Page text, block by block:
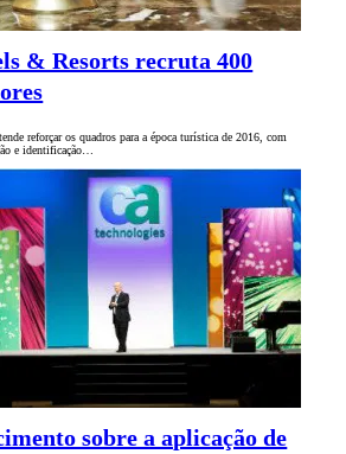
& Resorts recruta 400
reforçar os quadros para a época turística de 2016, com
e identificação…
sobre a aplicação de